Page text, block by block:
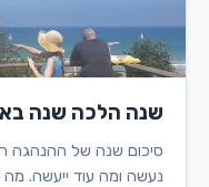
שנה הלכה שנה
סיכום שנה של ההנהגה
נעשה ומה עוד ייעשה.